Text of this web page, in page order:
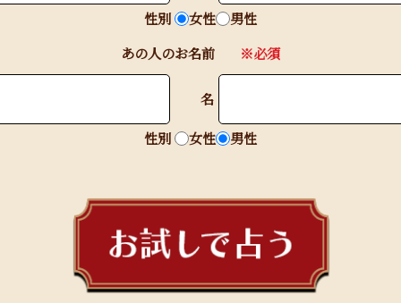
性別 女性
男性
あの人のお名前
※必須
名
性別 女性 男性